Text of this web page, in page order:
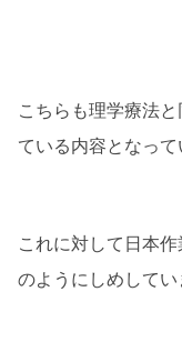
こちらも理学療法
ている内容となって
これに対して日本
のようにしめしてい